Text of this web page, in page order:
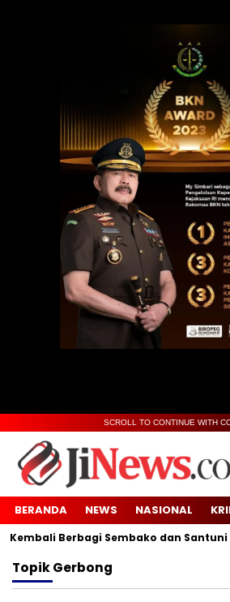
SCROLL TO CONTINUE WITH
BERANDA NEWS NASIONAL
Berbagi Sembako dan Santuni
TopikGerbong